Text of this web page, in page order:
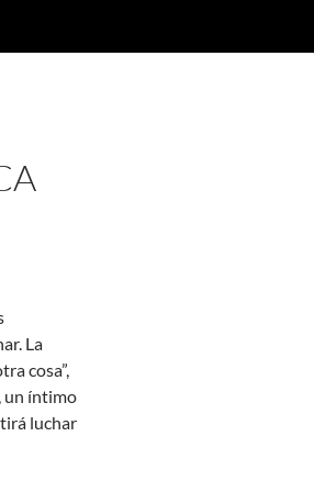
La
cosa”,
un íntimo
luchar